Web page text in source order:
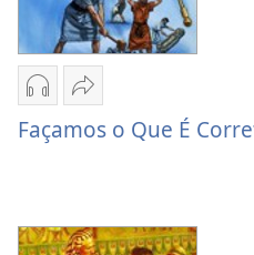
Opções
de
download
Façamos
Compartilhar
Façamos
Correto
Façamos o Que É